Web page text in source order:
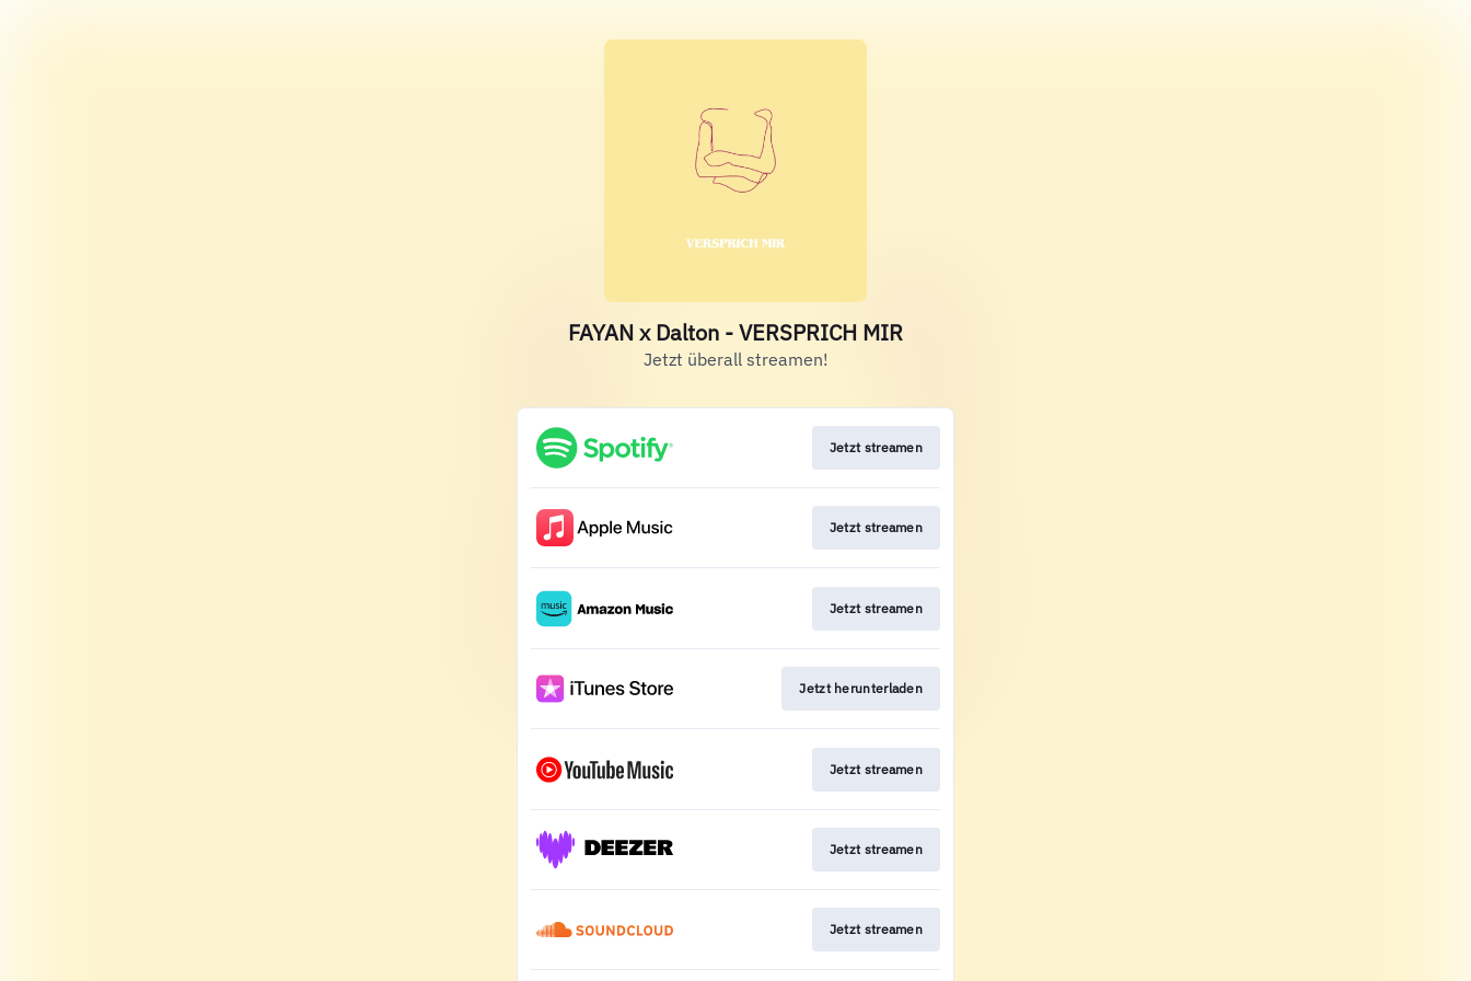
FAYAN x Dalton - VERSPRICH MIR
Jetzt überall streamen!
Jetzt streamen
Jetzt streamen
Jetzt streamen
Jetzt herunterladen
Jetzt streamen
Jetzt streamen
Jetzt streamen